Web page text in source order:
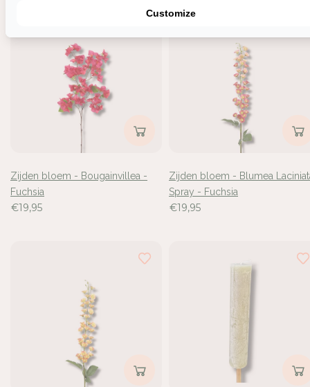
Zijden bloem - Bougainvillea -
Fuchsia
€19,95
Zijden bloem - Blumea
Spray - Fuchsia
€19,95
Meld u aan bij uw account om producten aan uw
toe te voegen en uw eerder opgeslagen artikelen te
Customize